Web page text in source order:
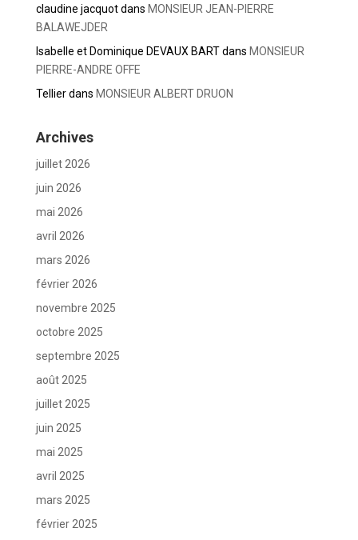
claudine jacquotdans MONSIEUR JEAN-PIERRE
BALAWEJDER
Isabelle et Dominique DEVAUX BARTdans MONSIEUR
PIERRE-ANDRE OFFE
Tellierdans MONSIEUR ALBERT DRUON
Archives
juillet 2026
juin 2026
mai 2026
avril 2026
mars 2026
février 2026
novembre 2025
octobre 2025
septembre 2025
août 2025
juillet 2025
juin 2025
mai 2025
avril 2025
mars 2025
février 2025